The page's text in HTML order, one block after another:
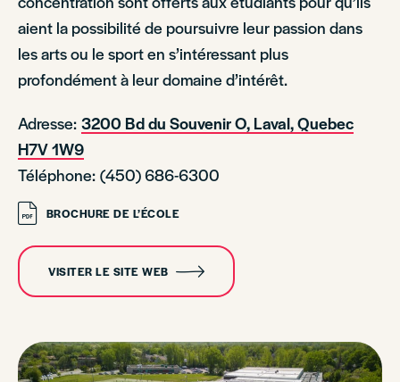
aient la possibilité de poursuivre leur passion dans
les arts ou le sport en s’intéressant plus
profondément à leur domaine d’intérêt.
Adresse: 3200 Bd du Souvenir O, Laval, Quebec
H7V 1W9
Téléphone: (450) 686-6300
BROCHURE DE L’ÉCOLE
VISITER LE SITE WEB